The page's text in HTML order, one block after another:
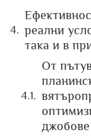
реални
така и в
От